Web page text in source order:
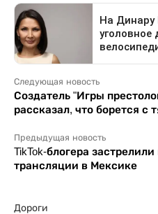
Следующая новость
Создатель "Игры
рассказал, что борется с
Предыдущая новость
TikTok-блогера
трансляции в Мексике
Дороги